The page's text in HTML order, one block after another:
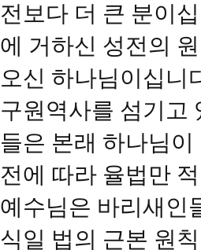
전보다 더 큰 분이
에 거하신 성전의
오신 하나님이십니
구원역사를 섬기고
들은 본래 하나님
전에 따라 율법만
예수님은 바리새인
식일 법의 근본 원